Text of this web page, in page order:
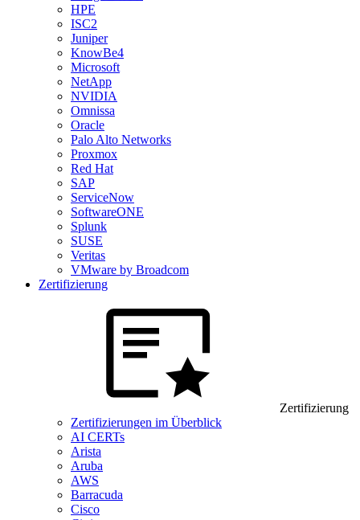
HPE
ISC2
Juniper
KnowBe4
Microsoft
NetApp
NVIDIA
Omnissa
Oracle
Palo Alto Networks
Proxmox
Red Hat
SAP
ServiceNow
SoftwareONE
Splunk
SUSE
Veritas
VMware by Broadcom
Zertifizierung
Zertifizierung
Zertifizierungen im Überblick
AI CERTs
Arista
Aruba
AWS
Barracuda
Cisco